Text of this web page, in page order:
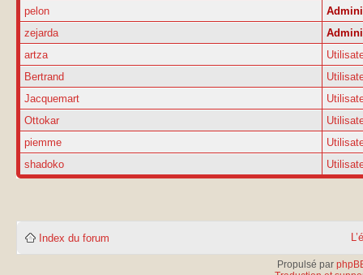
pelon
zejarda
artza
Bertrand
Jacquemart
Ottokar
piemme
shadoko
Index du forum
Propulsé par